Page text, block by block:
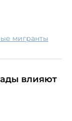
мигранты
влияют